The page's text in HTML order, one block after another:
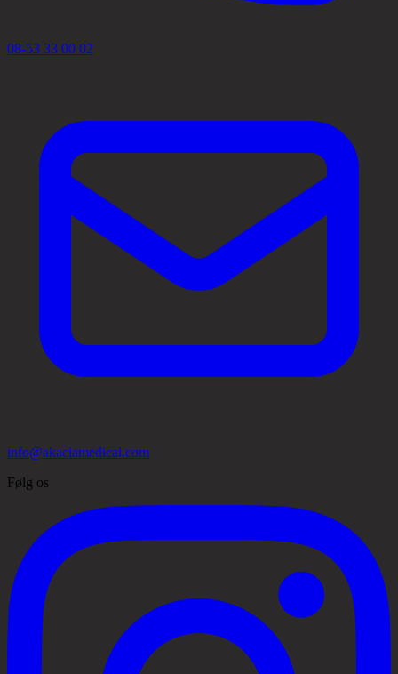
08-53 33 00 02
info@akaciamedical.com
Følg os